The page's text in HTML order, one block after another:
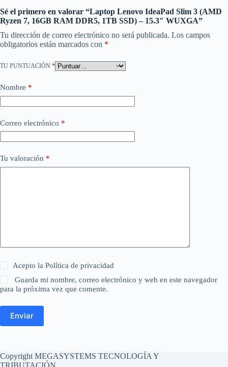
Sé el primero en valorar “Laptop Lenovo IdeaPad Slim 3 (AMD
Ryzen 7, 16GB RAM DDR5, 1TB SSD) – 15.3″ WUXGA”
Tu dirección de correo electrónico no será publicada. Los campos
obligatorios están marcados con *
TU PUNTUACIÓN *
Nombre *
Correo electrónico *
Tu valoración *
Acepto laPolítica de privacidad
Guarda mi nombre, correo electrónico y web en este navegador
para la próxima vez que comente.
Enviar
Copyright MEGASYSTEMS TECNOLOGÍA Y
TRIBUTACIÓN